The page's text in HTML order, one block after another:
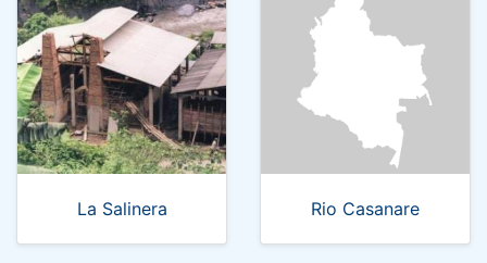
La Salinera Rio Casanare